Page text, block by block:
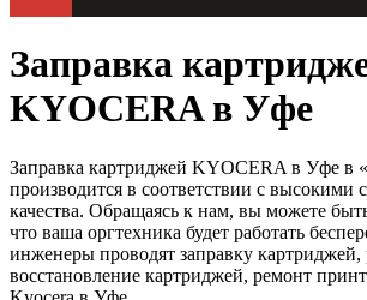
Заправка
KYOCERA в Уфе
Заправка картриджей KYOCERA в Уфе в
производится в соответствии с высокими
качества. Обращаясь к нам, вы можете
что ваша оргтехника будет работать
инженеры проводят заправку картриджей,
восстановление картриджей, ремонт